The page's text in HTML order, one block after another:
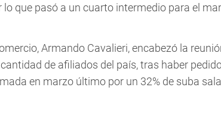
lo que pasó a un cuarto intermedio para el
Armando Cavalieri, encabezó la
de afiliados del país, tras haber
en marzo último por un 32% de suba